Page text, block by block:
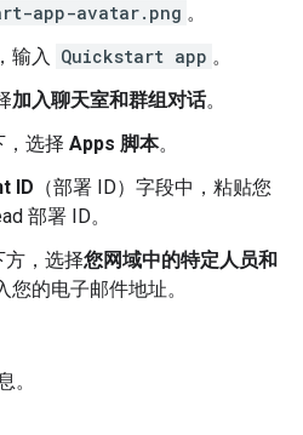
app-avatar.png 。
输入 Quickstart app 。
加入聊天室和群组对话。
，选择 Apps 脚本。
ID （部署 ID）字段中，粘贴您
部署 ID。
方，选择您网域中的特定人员和
您的电子邮件地址。
。